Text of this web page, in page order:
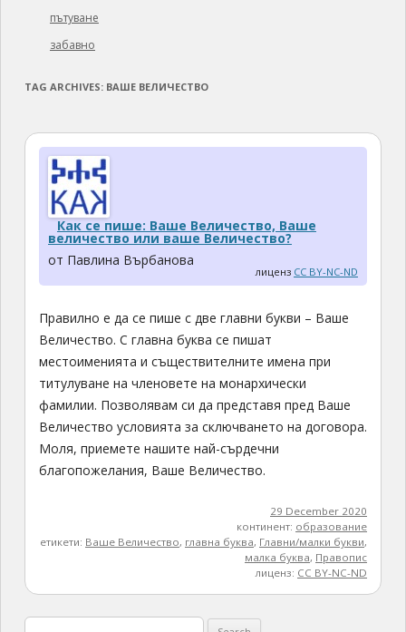
пътуване
забавно
TAG ARCHIVES: ВАШЕ ВЕЛИЧЕСТВО
Как се пише: Ваше Величество, Ваше
величество или ваше Величество?
от Павлина Върбанова
лиценз CC BY-NC-ND
Правилно е да се пише с две главни букви – Ваше
Величество. С главна буква се пишат
местоименията и съществителните имена при
титулуване на членовете на монархически
фамилии. Позволявам си да представя пред Ваше
Величество условията за сключването на договора.
Моля, приемете нашите най-сърдечни
благопожелания, Ваше Величество.
29 December 2020
континент: образование
етикети: Ваше Величество, главна буква, Главни/малки букви,
малка буква, Правопис
лиценз: CC BY-NC-ND